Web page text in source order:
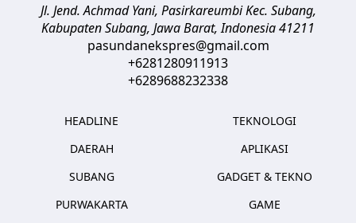
Jl. Jend. Achmad Yani, Pasirkareumbi Kec. Subang,
Kabupaten Subang, Jawa Barat,Indonesia41211
pasundanekspres@gmail.com
+6281280911913
+6289688232338
HEADLINE
DAERAH
SUBANG
PURWAKARTA
TEKNOLOGI
APLIKASI
GADGET & TEKNO
GAME